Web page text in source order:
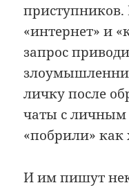
приступников.
«интернет» и
запрос
личку после
чаты с личным
«побрили» как
И им пишут